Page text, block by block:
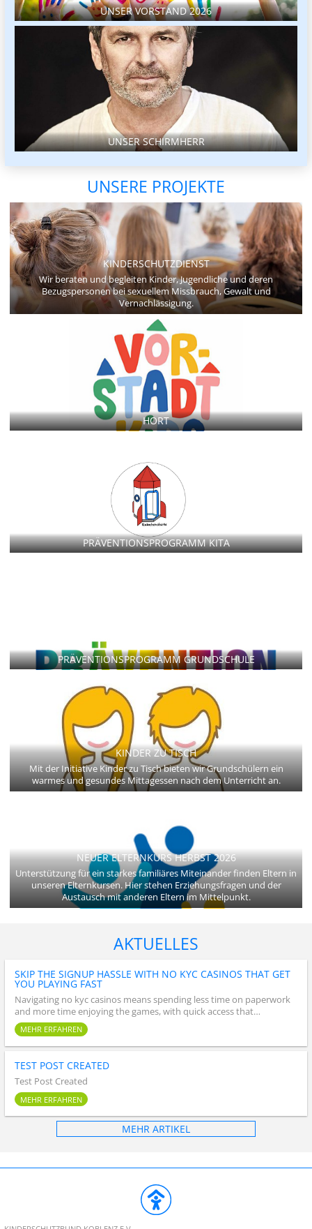
UNSER VORSTAND 2026
UNSER SCHIRMHERR
UNSERE PROJEKTE
KINDERSCHUTZDIENST
Wir beraten und begleiten Kinder, Jugendliche und deren
Bezugspersonen bei sexuellem Missbrauch, Gewalt und
Vernachlässigung.
HORT
PRÄVENTIONSPROGRAMM KITA
PRÄVENTIONSPROGRAMM GRUNDSCHULE
KINDER ZU TISCH
Mit der Initiative Kinder zu Tisch bieten wir Grundschülern ein
warmes und gesundes Mittagessen nach dem Unterricht an.
NEUER ELTERNKURS HERBST 2026
Unterstützung für ein starkes familiäres Miteinander finden Eltern in
unseren Elternkursen. Hier stehen Erziehungsfragen und der
Austausch mit anderen Eltern im Mittelpunkt.
AKTUELLES
SKIP THE SIGNUP HASSLE WITH NO KYC CASINOS THAT GET
YOU PLAYING FAST
Navigating no kyc casinos means spending less time on paperwork
and more time enjoying the games, with quick access that…
MEHR ERFAHREN
TEST POST CREATED
Test Post Created
MEHR ERFAHREN
MEHR ARTIKEL